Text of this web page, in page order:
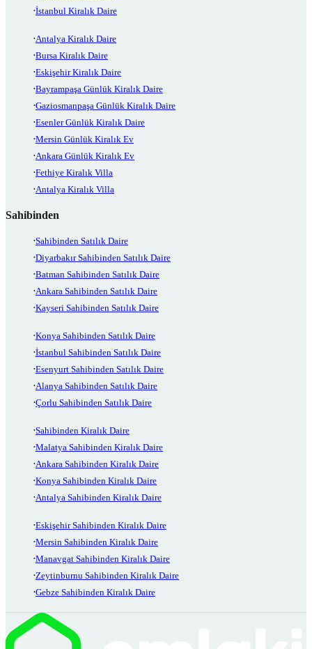
İstanbul Kiralık Daire
Antalya Kiralık Daire
Bursa Kiralık Daire
Eskişehir Kiralık Daire
Bayrampaşa Günlük Kiralık Daire
Gaziosmanpaşa Günlük Kiralık Daire
Esenler Günlük Kiralık Daire
Mersin Günlük Kiralık Ev
Ankara Günlük Kiralık Ev
Fethiye Kiralık Villa
Antalya Kiralık Villa
Sahibinden
Sahibinden Satılık Daire
Diyarbakır Sahibinden Satılık Daire
Batman Sahibinden Satılık Daire
Ankara Sahibinden Satılık Daire
Kayseri Sahibinden Satılık Daire
Konya Sahibinden Satılık Daire
İstanbul Sahibinden Satılık Daire
Esenyurt Sahibinden Satılık Daire
Alanya Sahibinden Satılık Daire
Çorlu Sahibinden Satılık Daire
Sahibinden Kiralık Daire
Malatya Sahibinden Kiralık Daire
Ankara Sahibinden Kiralık Daire
Konya Sahibinden Kiralık Daire
Antalya Sahibinden Kiralık Daire
Eskişehir Sahibinden Kiralık Daire
Mersin Sahibinden Kiralık Daire
Manavgat Sahibinden Kiralık Daire
Zeytinburnu Sahibinden Kiralık Daire
Gebze Sahibinden Kiralık Daire